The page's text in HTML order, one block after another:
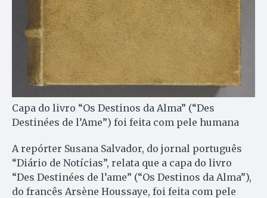
Capa do livro “Os Destinos da Alma” (“Des
Destinées de l’Ame”) foi feita com pele humana
A repórter Susana Salvador, do jornal português
“Diário de Notícias”, relata que a capa do livro
“Des Destinées de l’ame” (“Os Destinos da Alma”),
do francês Arsène Houssaye, foi feita com pele